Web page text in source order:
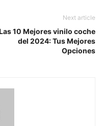
Next article
10 Mejores vinilo coche
del 2024: Tus Mejores
Opciones